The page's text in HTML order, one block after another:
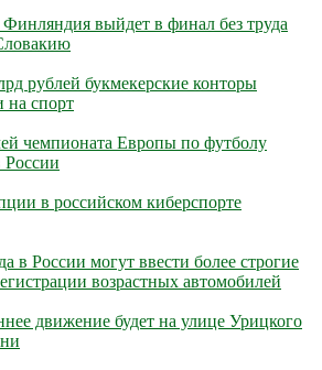
Финляндия выйдет в финал без труда
рублей букмекерские конторы
на спорт
чемпионата Европы по футболу
России
в российском киберспорте
в России могут ввести более строгие
возрастных автомобилей
движение будет на улице Урицкого